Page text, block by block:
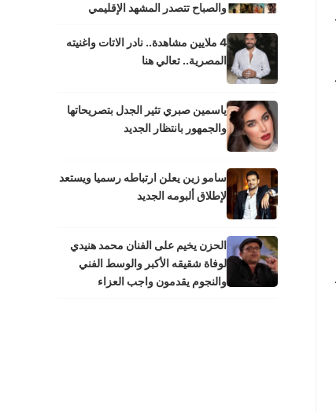
والصباح تتصدر المشهد الإقليمي
4 ملايين مشاهدة.. نادر الاتات واغنيته
المصرية.. تعالي هنا
ياسمين صبري تثير الجدل بتصريحاتها
والجمهور بانتظار الجديد
سامو زين يعلن ارتباطه رسميا ويستعد
لإطلاق ألبومه الجديد
الحزن يخيم على الفنان محمد هنيدي
لوفاة شقيقه الأكبر والوسط الفني
والنجوم يقدمون واجب العزاء